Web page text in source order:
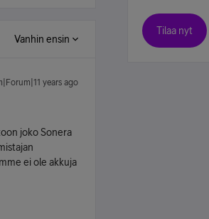
Vanhin ensin
years ago
joko Sonera
ei ole akkuja
Tilaa nyt